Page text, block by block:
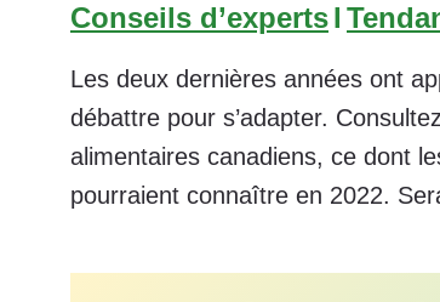
Conseils d’expertsI
Les deux dernières années ont
débattre pour s’adapter.
alimentaires canadiens, ce dont
pourraient connaître en 2022.